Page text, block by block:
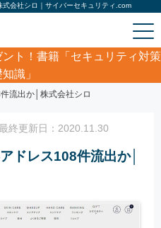
会社シロ｜サイバーセキュリティ.com
ト！書籍「セキュリティ対策
識」
情報漏洩ニュース
流出か│株式会社シロ
更新日：2020.11.30
ドレス108件流出か│